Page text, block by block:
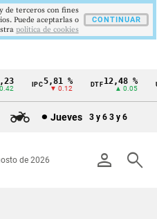
5,81 %
▼ 0.12
DTF12,48 %
▲ 0.05
Jueves 3 y 6 3 y 6
person search
de 2026
de terceros con fines
Puede aceptarlas o
politica de cookies
CONTINUAR